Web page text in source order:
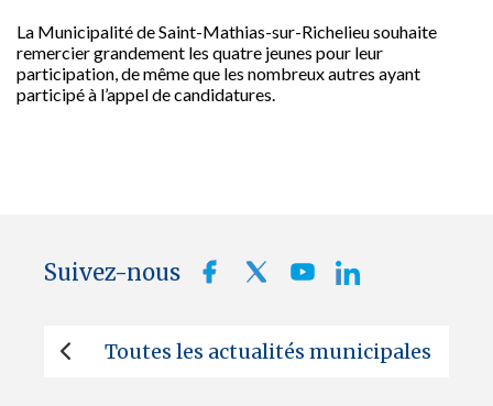
La Municipalité de Saint-Mathias-sur-Richelieu souhaite
remercier grandement les quatre jeunes pour leur
participation, de même que les nombreux autres ayant
participé à l’appel de candidatures.
Suivez-nous
Toutes les actualités municipales